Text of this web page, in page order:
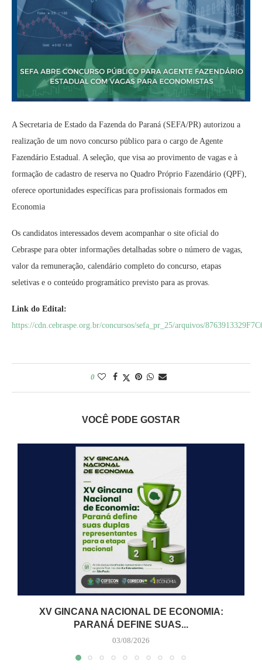
A Secretaria de Estado da Fazenda do Paraná (SEFA/PR) autorizou a
realização de um novo concurso público para o cargo de Agente
Fazendário Estadual. A seleção, que visa ao provimento de vagas e à
formação de cadastro de reserva no Quadro Próprio Fazendário (QPF),
oferece oportunidades específicas para profissionais formados em
Economia
Os candidatos interessados devem acompanhar o site oficial do
Cebraspe para obter informações detalhadas sobre o número de vagas,
valor da remuneração, calendário completo do concurso, etapas
seletivas e o conteúdo programático previsto para as provas.
Link do Edital:
https://cdn.cebraspe.org.br/concursos/sefa_pr_25/arquivos/
0
VOCÊ PODE GOSTAR
XV GINCANA NACIONAL DE ECONOMIA:
PARANÁ DEFINE SUAS...
03/08/2026